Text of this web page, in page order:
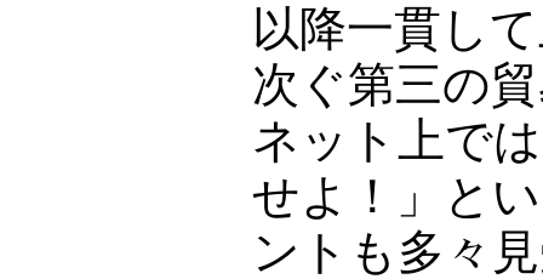
以降一貫し
次ぐ第三の
ネット上で
せよ！」と
ントも多々